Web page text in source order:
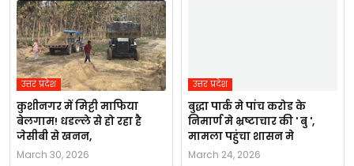
उत्तर प्रदेश
कुशीनगर में मिट्टी माफिया
बेलगाम! धडल्ले से हो रहा है
जेसीबी से खनन,
March 30, 2026
उत्तर प्रदेश
बुद्धा पार्क मे पांच करोड के
निमार्ण मे भ्रष्टाचार की ' बु ',
मामला पहुंचा शासन मे
March 24, 2026